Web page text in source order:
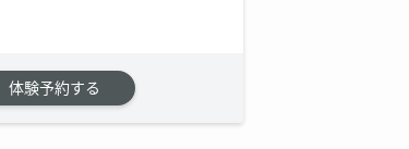
体験予約する